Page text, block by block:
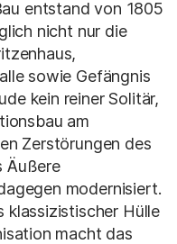
entstand von 1805
nicht nur die
sowie Gefängnis
kein reiner Solitär,
am
Zerstörungen des
Äußere
modernisiert.
klassizistischer Hülle
macht das